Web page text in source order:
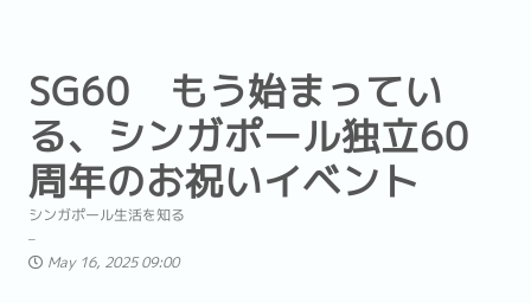
SG60 もう始まってい
る、シンガポール独立60
周年のお祝いイベント
シンガポール生活を知る
May 16, 2025 09:00